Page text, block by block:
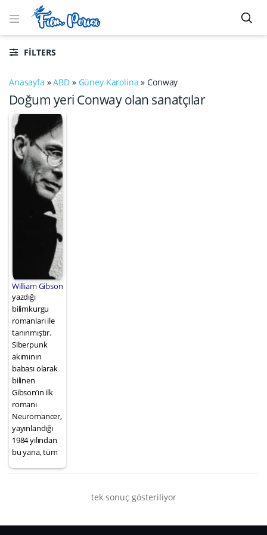
FILTERS
Anasayfa »ABD » Güney Karolina »Conway
Doğum yeri Conway olan sanatçılar
William Gibson
yazdığı
bilimkurgu
romanları ile
tanınmıştır.
Siberpunk
akımının
babası olarak
bilinen
Gibson’ın ilk
romanı
Neuromancer,
yayınlandığı
1984 yılından
bu yana, tüm
tek sonuç gösteriliyor